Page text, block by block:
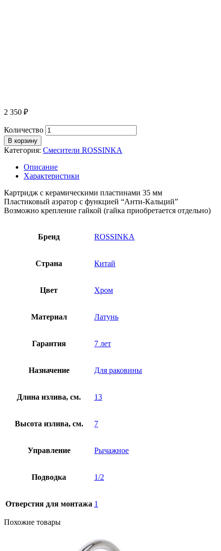
2 350 ₽
Количество
В корзину
Категория: Смесители ROSSINKA
Описание
Характеристики
Картридж с керамическими пластинами 35 мм
Пластиковый аэратор с функцией “Анти-Кальций”
Возможно крепление гайкой (гайка приобретается отдельно)
Бренд ROSSINKA
Страна Китай
Цвет Хром
Материал Латунь
Гарантия 7 лет
Назначение Для раковины
Длина излива, см. 13
Высота излива, см. 7
Управление Рычажное
Подводка 1/2
Отверстия для монтажа 1
Похожие товары